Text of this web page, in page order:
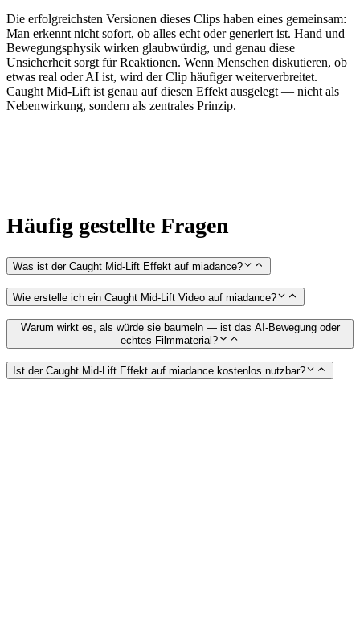
Die erfolgreichsten Versionen dieses Clips haben eines gemeinsam:
Man erkennt nicht sofort, ob alles echt oder generiert ist. Hand und
Bewegungsphysik wirken glaubwürdig, und genau diese
Unsicherheit sorgt für Reaktionen. Wenn Menschen diskutieren, ob
etwas real oder AI ist, wird der Clip häufiger weiterverbreitet.
Caught Mid-Lift ist genau auf diesen Effekt ausgelegt — nicht als
Nebenwirkung, sondern als zentrales Prinzip.
Häufig gestellte Fragen
Was ist der Caught Mid-Lift Effekt auf miadance?
Wie erstelle ich ein Caught Mid-Lift Video auf miadance?
Warum wirkt es, als würde sie baumeln — ist das AI-Bewegung oder
echtes Filmmaterial?
Ist der Caught Mid-Lift Effekt auf miadance kostenlos nutzbar?